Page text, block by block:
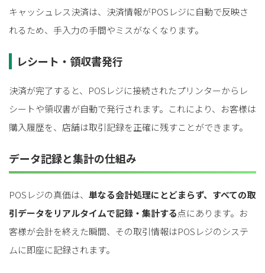
キャッシュレス決済は、決済情報がPOSレジに自動で反映さ
れるため、手入力の手間やミスがなくなります。
レシート・領収書発行
決済が完了すると、POSレジに接続されたプリンターからレ
シートや領収書が自動で発行されます。これにより、お客様は
購入履歴を、店舗は取引記録を正確に残すことができます。
データ記録と集計の仕組み
POSレジの真価は、 単なる会計処理にとどまらず、すべての取
引データをリアルタイムで記録・集計する点にあります。お
客様が会計を終えた瞬間、その取引情報はPOSレジのシステ
ムに即座に記録されます。